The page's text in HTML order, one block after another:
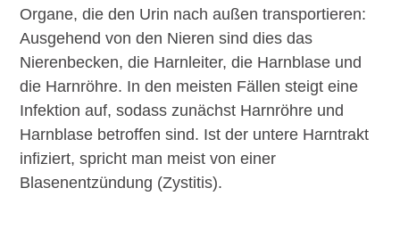
Organe, die den Urin nach außen transportieren:
Ausgehend von den Nieren sind dies das
Nierenbecken, die Harnleiter, die Harnblase und
die Harnröhre. In den meisten Fällen steigt eine
Infektion auf, sodass zunächst Harnröhre und
Harnblase betroffen sind. Ist der untere Harntrakt
infiziert, spricht man meist von einer
Blasenentzündung (Zystitis).